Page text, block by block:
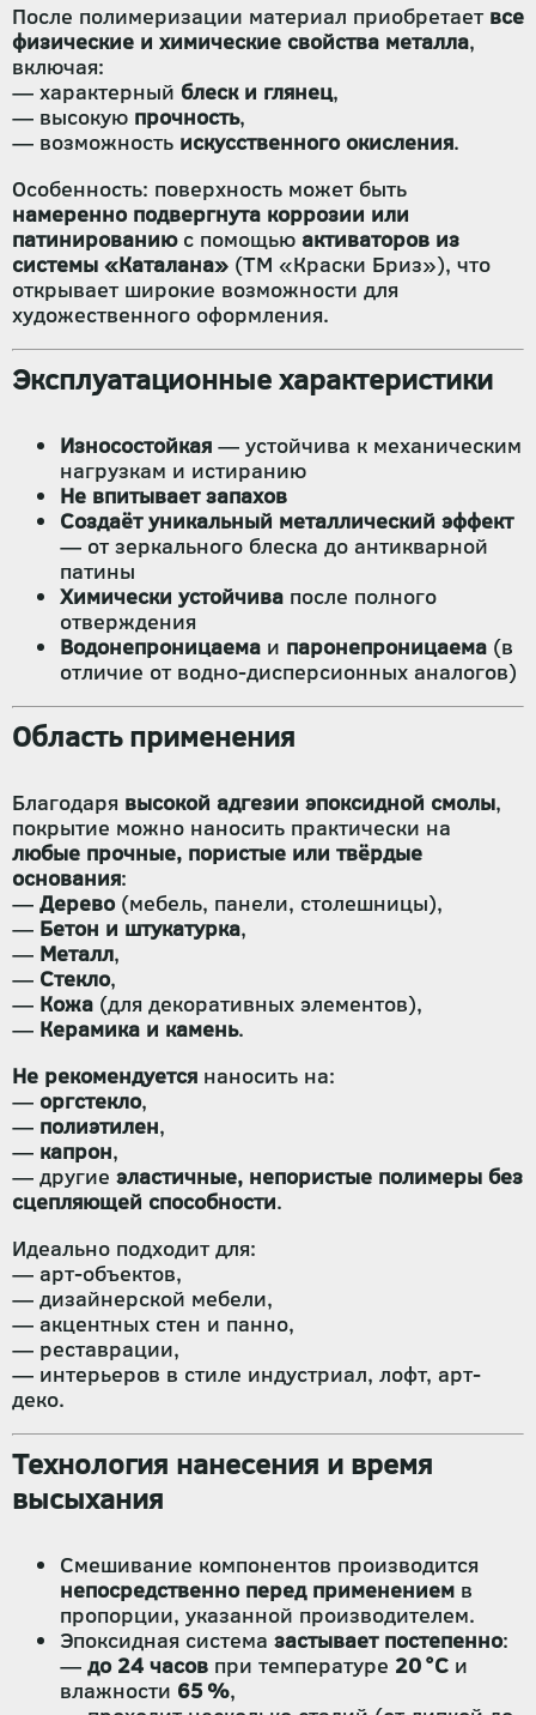
После полимеризации материал приобретает все
физические и химические свойства металла,
включая:
— характерный блеск и глянец,
— высокую прочность,
— возможность искусственного окисления.
Особенность: поверхность может быть
намеренно подвергнута коррозии или
патинированиюс помощью активаторов из
системы «Каталана» (ТМ «Краски Бриз»), что
открывает широкие возможности для
художественного оформления.
Эксплуатационные характеристики
Износостойкая — устойчива к механическим
нагрузкам и истиранию
Не впитывает запахов
Создаёт уникальный металлический эффект
— от зеркального блеска до антикварной
патины
Химически устойчива после полного
отверждения
Водонепроницаема и паронепроницаема (в
отличие от водно-дисперсионных аналогов)
Область применения
Благодаря высокой адгезии эпоксидной смолы,
покрытие можно наносить практически на
любые прочные, пористые или твёрдые
основания:
— Дерево(мебель, панели, столешницы),
— Бетон и штукатурка,
— Металл,
— Стекло,
— Кожа (для декоративных элементов),
— Керамика и камень.
Не рекомендуется наносить на:
— оргстекло,
— полиэтилен,
— капрон,
— другие эластичные, непористые полимеры без
сцепляющей способности.
Идеально подходит для:
— арт-объектов,
— дизайнерской мебели,
— акцентных стен и панно,
— реставрации,
— интерьеров в стиле индустриал, лофт, арт-
деко.
Технология нанесения и время
высыхания
Смешивание компонентов производится
непосредственно перед применением в
пропорции, указанной производителем.
Эпоксидная система застывает постепенно:
— до 24 часов при температуре 20 °C и
влажности 65 %,